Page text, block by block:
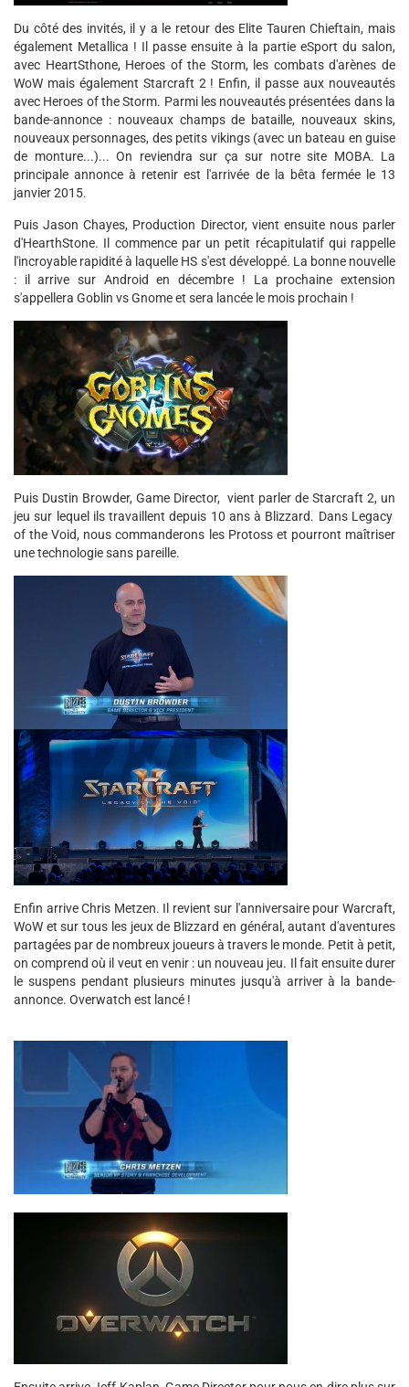
Du côté des invités, il y a le retour des Elite Tauren Chieftain, mais
également Metallica ! Il passe ensuite à la partie eSport du salon,
avec HeartSthone, Heroes of the Storm, les combats d'arènes de
WoW mais également Starcraft 2 ! Enfin, il passe aux nouveautés
avec Heroes of the Storm. Parmi les nouveautés présentées dans la
bande-annonce : nouveaux champs de bataille, nouveaux skins,
nouveaux personnages, des petits vikings (avec un bateau en guise
de monture...)... On reviendra sur ça sur notre site MOBA. La
principale annonce à retenir est l'arrivée de la bêta fermée le 13
janvier 2015.
Puis Jason Chayes, Production Director, vient ensuite nous parler
d'HearthStone. Il commence par un petit récapitulatif qui rappelle
l'incroyable rapidité à laquelle HS s'est développé. La bonne nouvelle
: il arrive sur Android en décembre ! La prochaine extension
s'appellera Goblin vs Gnome et sera lancée le mois prochain !
Puis Dustin Browder, Game Director, vient parler de Starcraft 2, un
jeu sur lequel ils travaillent depuis 10 ans à Blizzard. Dans Legacy
of the Void, nous commanderons les Protoss et pourront maîtriser
une technologie sans pareille.
Enfin arrive Chris Metzen. Il revient sur l'anniversaire pour Warcraft,
WoW et sur tous les jeux de Blizzard en général, autant d'aventures
partagées par de nombreux joueurs à travers le monde. Petit à petit,
on comprend où il veut en venir : un nouveau jeu. Il fait ensuite durer
le suspens pendant plusieurs minutes jusqu'à arriver à la bande-
annonce. Overwatch est lancé !